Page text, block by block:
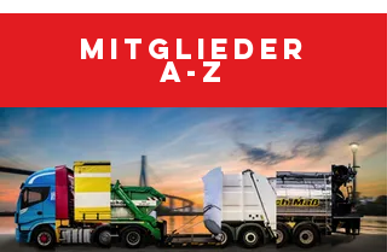
Mitglieder
A-Z